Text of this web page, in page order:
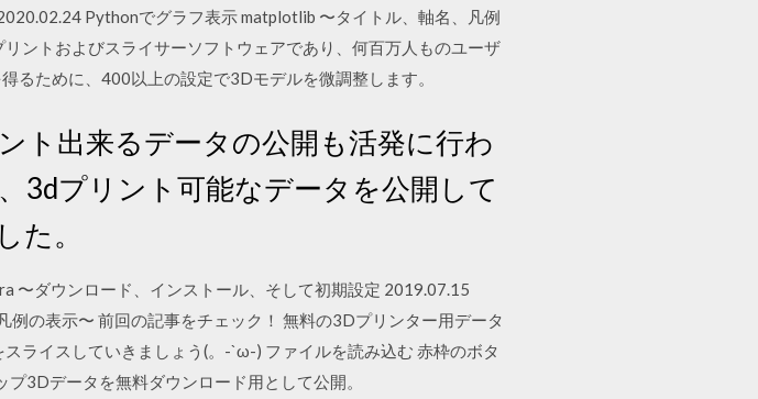
Pythonでグラフ表示 matplotlib 〜タイトル、軸名、凡例
ントおよびスライサーソフトウェアであり、何百万人ものユーザ
るために、400以上の設定で3Dモデルを微調整します。
ト出来るデータの公開も活発に行わ
3dプリント可能なデータを公開して
た。
〜ダウンロード、インストール、そして初期設定 2019.07.15
の表示〜 前回の記事をチェック！ 無料の3Dプリンター用データ
ライスしていきましょう(。-`ω-) ファイルを読み込む 赤枠のボタ
3Dデータを無料ダウンロード用として公開。